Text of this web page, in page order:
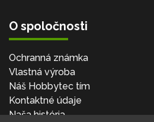
O spoločnosti
Ochranná známka
Vlastná výroba
Náš Hobbytec tím
Kontaktné údaje
Naša história